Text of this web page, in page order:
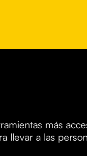
más
llevar a las